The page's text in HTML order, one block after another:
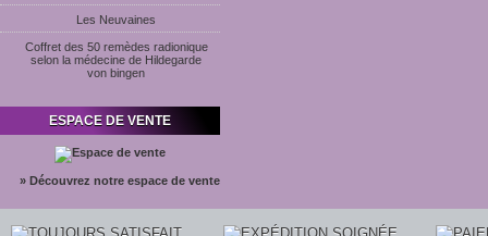
Les Neuvaines
Coffret des 50 remèdes radionique
selon la médecine de Hildegarde
von bingen
ESPACE DE VENTE
» Découvrez notre espace de vente